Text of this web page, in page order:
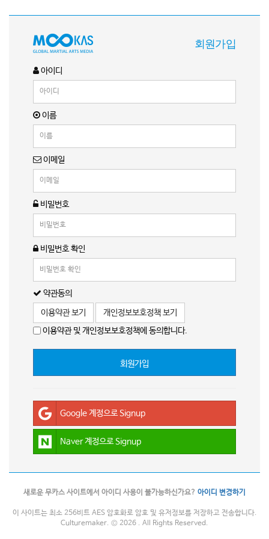
회원가입
아이디
이름
이메일
비밀번호
비밀번호 확인
약관동의
이용약관 보기
개인정보보호정책 보기
이용약관 및 개인정보보호정책에 동의합니다.
회원가입
Google 계정으로 Signup
Naver 계정으로 Signup
새로운 무카스 사이트에서 아이디 사용이 불가능하신가요? 아이디 변경하기
이 사이트는 최소 256비트 AES 암호화로 암호 및 유저정보를 저장하고 전송합니다.
Culturemaker. © 2026 . All Rights Reserved.